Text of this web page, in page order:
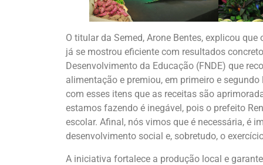
O titular da Semed, Arone Bentes, explicou
já se mostrou eficiente com resultados
Desenvolvimento da Educação (FNDE) que
alimentação e premiou, em primeiro e
com esses itens que as receitas são
estamos fazendo é inegável, pois o prefeito
escolar. Afinal, nós vimos que é necessária, é
desenvolvimento social e, sobretudo, o
A iniciativa fortalece a produção local e